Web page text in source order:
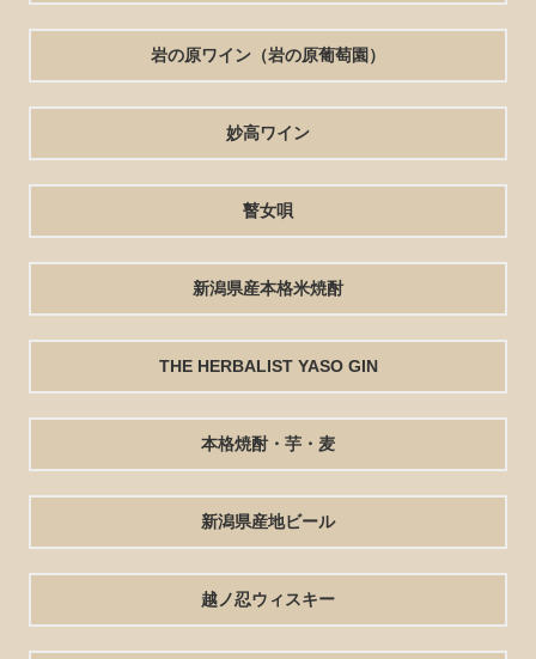
岩の原ワイン（岩の原葡萄園）
妙高ワイン
瞽女唄
新潟県産本格米焼酎
THE HERBALIST YASO GIN
本格焼酎・芋・麦
新潟県産地ビール
越ノ忍ウィスキー